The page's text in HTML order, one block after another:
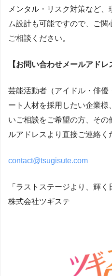
メンタル・リスク対策など
ム設計も可能ですので、ご
ご相談ください。
【お問い合わせメールアドレ
芸能活動者（アイドル・俳優
ート人材を採用したい企業
いご相談をご希望の方、そ
ルアドレスより直接ご連絡く
contact@tsugisute.com
「ラストステージより、輝く
株式会社ツギステ